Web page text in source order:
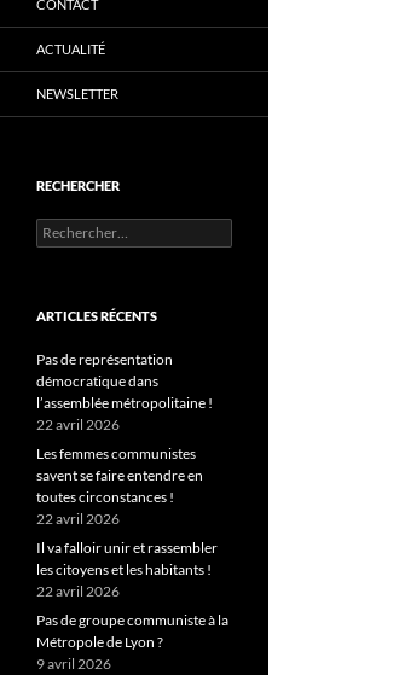
CONTACT
ACTUALITÉ
NEWSLETTER
RECHERCHER
Rechercher :
ARTICLES RÉCENTS
Pas de représentation
démocratique dans
l’assemblée métropolitaine !
22 avril 2026
Les femmes communistes
savent se faire entendre en
toutes circonstances !
22 avril 2026
Il va falloir unir et rassembler
les citoyens et les habitants !
22 avril 2026
Pas de groupe communiste à la
Métropole de Lyon ?
9 avril 2026